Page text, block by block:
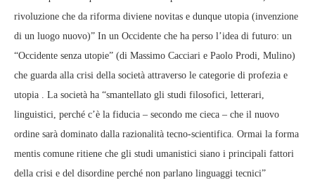
rivoluzione che da riforma diviene novitas e dunque utopia (invenzione
di un luogo nuovo)” In un Occidente che ha perso l’idea di futuro: un
“Occidente senza utopie” (di Massimo Cacciari e Paolo Prodi, Mulino)
che guarda alla crisi della società attraverso le categorie di profezia e
utopia . La società ha “smantellato gli studi filosofici, letterari,
linguistici, perché c’è la fiducia – secondo me cieca – che il nuovo
ordine sarà dominato dalla razionalità tecno-scientifica. Ormai la forma
mentis comune ritiene che gli studi umanistici siano i principali fattori
della crisi e del disordine perché non parlano linguaggi tecnici”